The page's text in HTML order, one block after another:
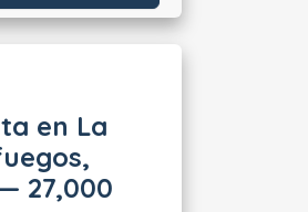
en La
27,000